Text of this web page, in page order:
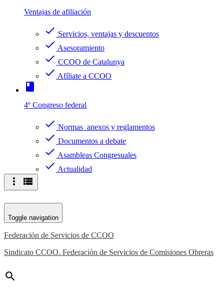
Ventajas de afiliación
check Servicios, ventajas y descuentos
check Asesoramiento
check CCOO de Catalunya
check Afíliate a CCOO
book
4º Congreso federal
check Normas anexos y reglamentos
check Documentos a debate
check Asambleas Congresuales
check Actualidad
more_vert view_list
Toggle navigation
Federación de Servicios de CCOO
Sindicato CCOO. Federación de Servicios de Comisiones Obreras
search